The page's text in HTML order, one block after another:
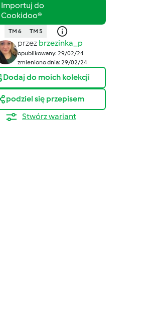
TM 6 TM 5
przez brzezinka_p
opublikowany: 29/02/24
zmieniono dnia: 29/02/24
Dodaj do moich kolekcji
podziel się przepisem
Stwórz wariant